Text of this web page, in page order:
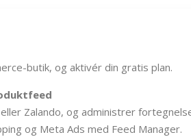
butik, og aktivér din gratis plan.
Zalando, og administrer
og Meta Ads med Feed Manager.